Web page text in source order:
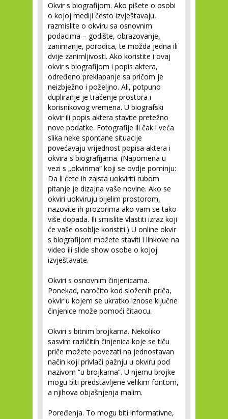
Okvir s biografijom. Ako pišete o osobi
o kojoj mediji često izvještavaju,
razmislite o okviru sa osnovnim
podacima – godište, obrazovanje,
zanimanje, porodica, te možda jedna ili
dvije zanimljivosti. Ako koristite i ovaj
okvir s biografijom i popis aktera,
određeno preklapanje sa pričom je
neizbježno i poželjno. Ali, potpuno
dupliranje je traćenje prostora i
korisnikovog vremena. U biografski
okvir ili popis aktera stavite pretežno
nove podatke. Fotografije ili čak i veća
slika neke spontane situacije
povećavaju vrijednost popisa aktera i
okvira s biografijama. (Napomena u
vezi s „okvirima“ koji se ovdje pominju:
Da li ćete ih zaista uokviriti rubom
pitanje je dizajna vaše novine. Ako se
okviri uokviruju bijelim prostorom,
nazovite ih prozorima ako vam se tako
više dopada. Ili smislite vlastiti izraz koji
će vaše osoblje koristiti.) U online okvir
s biografijom možete staviti i linkove na
video ili slide show osobe o kojoj
izvještavate.
Okviri s osnovnim činjenicama.
Ponekad, naročito kod složenih priča,
okvir u kojem se ukratko iznose ključne
činjenice može pomoći čitaocu.
Okviri s bitnim brojkama. Nekoliko
sasvim različitih činjenica koje se tiču
priče možete povezati na jednostavan
način koji privlači pažnju u okviru pod
nazivom “u brojkama”. U njemu brojke
mogu biti predstavljene velikim fontom,
a njihova objašnjenja malim.
Poređenja. To mogu biti informativne,